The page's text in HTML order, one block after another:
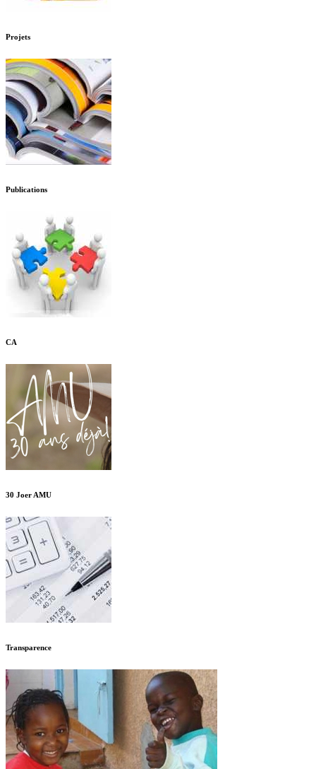
Projets
Publications
CA
30 Joer AMU
Transparence